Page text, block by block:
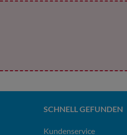
SCHNELL GEFUNDEN
Kundenservice